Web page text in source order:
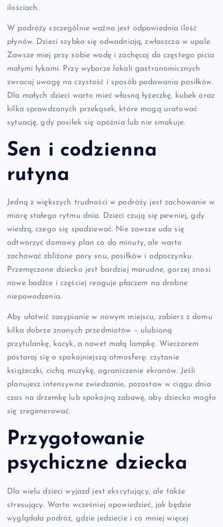
ilościach.
W podróży szczególnie ważna jest odpowiednia ilość
płynów. Dzieci szybko się odwadniają, zwłaszcza w upale.
Zawsze miej przy sobie wodę i zachęcaj do częstego picia
małymi łykami. Przy wyborze lokali gastronomicznych
zwracaj uwagę na czystość i sposób podawania posiłków.
Dla małych dzieci warto mieć własną łyżeczkę, kubek oraz
kilka sprawdzonych przekąsek, które mogą uratować
sytuację, gdy posiłek się opóźnia lub nie smakuje.
Sen i codzienna
rutyna
Jedną z większych trudności w podróży jest zachowanie w
miarę stałego rytmu dnia. Dzieci czują się pewniej, gdy
wiedzą, czego się spodziewać. Nie zawsze uda się
odtworzyć domowy plan co do minuty, ale warto
zachować zbliżone pory snu, posiłków i odpoczynku.
Przemęczone dziecko jest bardziej marudne, gorzej znosi
nowe bodźce i częściej reaguje płaczem na drobne
niepowodzenia.
Aby ułatwić zasypianie w nowym miejscu, zabierz z domu
kilka dobrze znanych przedmiotów – ulubioną
przytulankę, kocyk, a nawet małą lampkę. Wieczorem
postaraj się o spokojniejszą atmosferę: czytanie
książeczki, cichą muzykę, ograniczenie ekranów. Jeśli
planujesz intensywne zwiedzanie, pozostaw w ciągu dnia
czas na drzemkę lub spokojną zabawę, aby dziecko mogło
się zregenerować.
Przygotowanie
psychiczne dziecka
Dla wielu dzieci wyjazd jest ekscytujący, ale także
stresujący. Warto wcześniej opowiedzieć, jak będzie
wyglądała podróż, gdzie jedziecie i co mniej więcej